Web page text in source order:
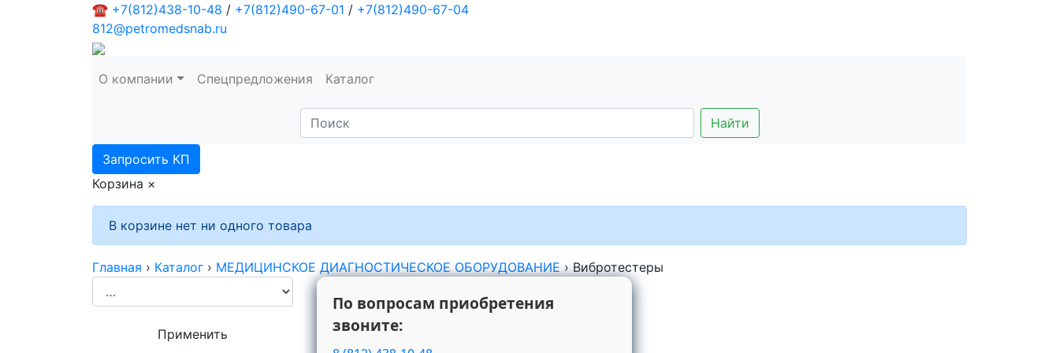
☎ +7(812)438-10-48 / +7(812)490-67-01 / +7(812)490-67-04
812@petromedsnab.ru
О компании Спецпредложения Каталог
Найти
Запросить КП
Корзина ×
В корзине нет ни одного товара
Главная › Каталог › МЕДИЦИНСКОЕ ДИАГНОСТИЧЕСКОЕ ОБОРУДОВАНИЕ ›Вибротестеры
Применить
По вопросам приобретения
звоните: